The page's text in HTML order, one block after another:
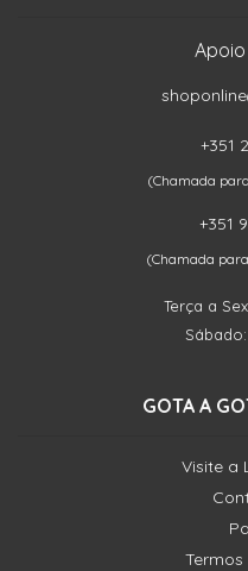
+351
(Chamada
+351
(Chamada
Terça a
Sábado:
GOTA A
Visite a